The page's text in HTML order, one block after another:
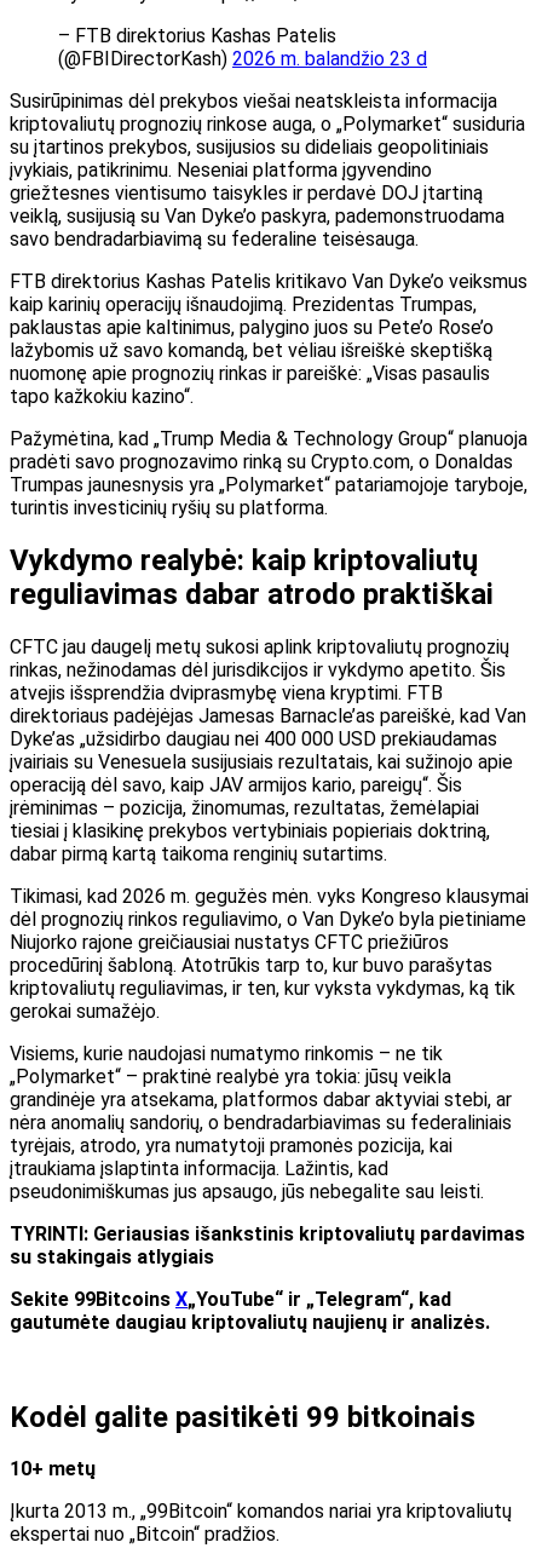
– FTB direktorius Kashas Patelis
(@FBIDirectorKash) 2026 m. balandžio 23 d
Susirūpinimas dėl prekybos viešai neatskleista informacija
kriptovaliutų prognozių rinkose auga, o „Polymarket“ susiduria
su įtartinos prekybos, susijusios su dideliais geopolitiniais
įvykiais, patikrinimu. Neseniai platforma įgyvendino
griežtesnes vientisumo taisykles ir perdavė DOJ įtartiną
veiklą, susijusią su Van Dyke’o paskyra, pademonstruodama
savo bendradarbiavimą su federaline teisėsauga.
FTB direktorius Kashas Patelis kritikavo Van Dyke’o veiksmus
kaip karinių operacijų išnaudojimą. Prezidentas Trumpas,
paklaustas apie kaltinimus, palygino juos su Pete’o Rose’o
lažybomis už savo komandą, bet vėliau išreiškė skeptišką
nuomonę apie prognozių rinkas ir pareiškė: „Visas pasaulis
tapo kažkokiu kazino“.
Pažymėtina, kad „Trump Media & Technology Group“ planuoja
pradėti savo prognozavimo rinką su Crypto.com, o Donaldas
Trumpas jaunesnysis yra „Polymarket“ patariamojoje taryboje,
turintis investicinių ryšių su platforma.
Vykdymo realybė: kaip kriptovaliutų
reguliavimas dabar atrodo praktiškai
CFTC jau daugelį metų sukosi aplink kriptovaliutų prognozių
rinkas, nežinodamas dėl jurisdikcijos ir vykdymo apetito. Šis
atvejis išsprendžia dviprasmybę viena kryptimi. FTB
direktoriaus padėjėjas Jamesas Barnacle’as pareiškė, kad Van
Dyke’as „užsidirbo daugiau nei 400 000 USD prekiaudamas
įvairiais su Venesuela susijusiais rezultatais, kai sužinojo apie
operaciją dėl savo, kaip JAV armijos kario, pareigų“. Šis
įrėminimas – pozicija, žinomumas, rezultatas, žemėlapiai
tiesiai į klasikinę prekybos vertybiniais popieriais doktriną,
dabar pirmą kartą taikoma renginių sutartims.
Tikimasi, kad 2026 m. gegužės mėn. vyks Kongreso klausymai
dėl prognozių rinkos reguliavimo, o Van Dyke’o byla pietiniame
Niujorko rajone greičiausiai nustatys CFTC priežiūros
procedūrinį šabloną. Atotrūkis tarp to, kur buvo parašytas
kriptovaliutų reguliavimas, ir ten, kur vyksta vykdymas, ką tik
gerokai sumažėjo.
Visiems, kurie naudojasi numatymo rinkomis – ne tik
„Polymarket“ – praktinė realybė yra tokia: jūsų veikla
grandinėje yra atsekama, platformos dabar aktyviai stebi, ar
nėra anomalių sandorių, o bendradarbiavimas su federaliniais
tyrėjais, atrodo, yra numatytoji pramonės pozicija, kai
įtraukiama įslaptinta informacija. Lažintis, kad
pseudonimiškumas jus apsaugo, jūs nebegalite sau leisti.
TYRINTI: Geriausias išankstinis kriptovaliutų pardavimas
su stakingais atlygiais
Sekite 99Bitcoins X„YouTube“ ir „Telegram“, kad
gautumėte daugiau kriptovaliutų naujienų ir analizės.
Kodėl galite pasitikėti 99 bitkoinais
10+ metų
Įkurta 2013 m., „99Bitcoin“ komandos nariai yra kriptovaliutų
ekspertai nuo „Bitcoin“ pradžios.